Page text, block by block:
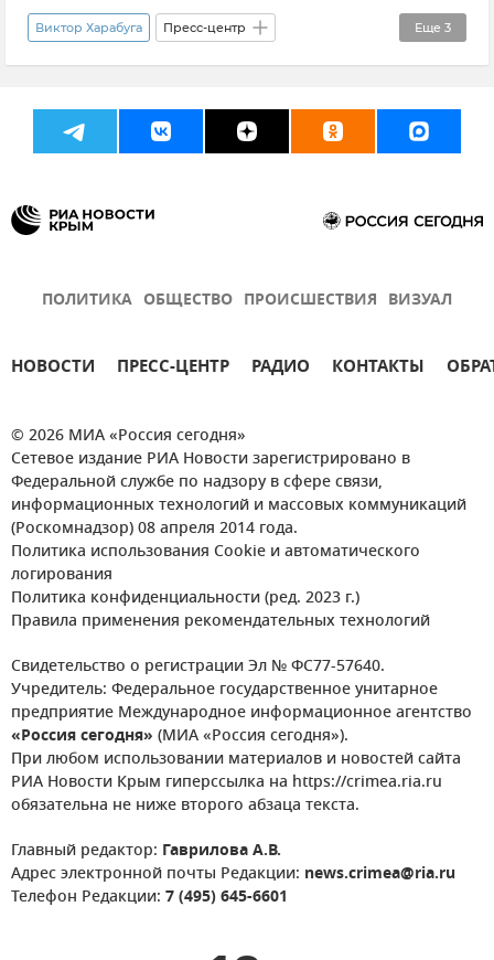
Теракт Владимир Путин (политик) Еще 3
Виктор Харабуга Пресс-центр
Вадим Петров ГКЧП
30 лет без СССР: хроника распада великой страны
ПОЛИТИКА ОБЩЕСТВО ПРОИСШЕСТВИЯ ВИЗУАЛ
НОВОСТИ ПРЕСС-ЦЕНТР РАДИО КОНТАКТЫ
© 2026 МИА «Россия сегодня»
Сетевое издание РИА Новости зарегистрировано в
Федеральной службе по надзору в сфере связи,
информационных технологий и массовых коммуникаций
(Роскомнадзор) 08 апреля 2014 года.
Политика использования Cookie и автоматического
логирования
Политика конфиденциальности (ред. 2023 г.)
Правила применения рекомендательных технологий
Свидетельство о регистрации Эл № ФС77-57640.
Учредитель: Федеральное государственное унитарное
предприятие Международное информационное агентство
«Россия сегодня» (МИА «Россия сегодня»).
При любом использовании материалов и новостей сайта
РИА Новости Крым гиперссылка на https://crimea.ria.ru
обязательна не ниже второго абзаца текста.
Главный редактор: Гаврилова А.В.
Адрес электронной почты Редакции: news.crimea@ria.ru
Телефон Редакции: 7 (495) 645-6601